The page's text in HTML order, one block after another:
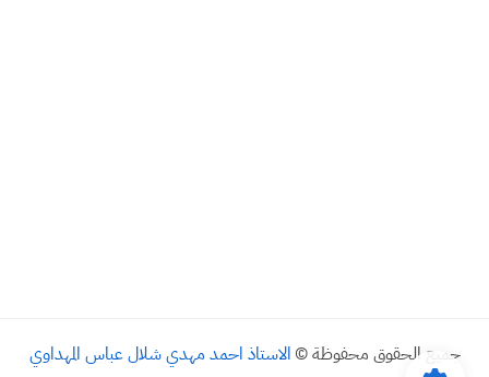
جميع الحقوق محفوظة © الاستاذ احمد مهدي شلال عباس المهداوي